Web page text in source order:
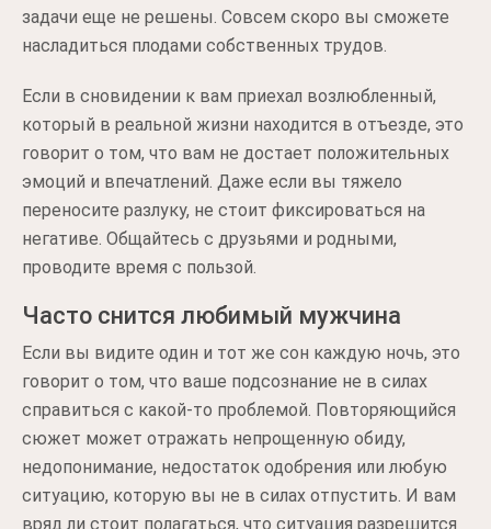
задачи еще не решены. Совсем скоро вы сможете
насладиться плодами собственных трудов.
Если в сновидении к вам приехал возлюбленный,
который в реальной жизни находится в отъезде, это
говорит о том, что вам не достает положительных
эмоций и впечатлений. Даже если вы тяжело
переносите разлуку, не стоит фиксироваться на
негативе. Общайтесь с друзьями и родными,
проводите время с пользой.
Часто снится любимый мужчина
Если вы видите один и тот же сон каждую ночь, это
говорит о том, что ваше подсознание не в силах
справиться с какой-то проблемой. Повторяющийся
сюжет может отражать непрощенную обиду,
недопонимание, недостаток одобрения или любую
ситуацию, которую вы не в силах отпустить. И вам
вряд ли стоит полагаться, что ситуация разрешится